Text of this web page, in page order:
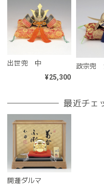
出世兜 中
¥25,300
政宗兜
最近チェ
開運ダルマ